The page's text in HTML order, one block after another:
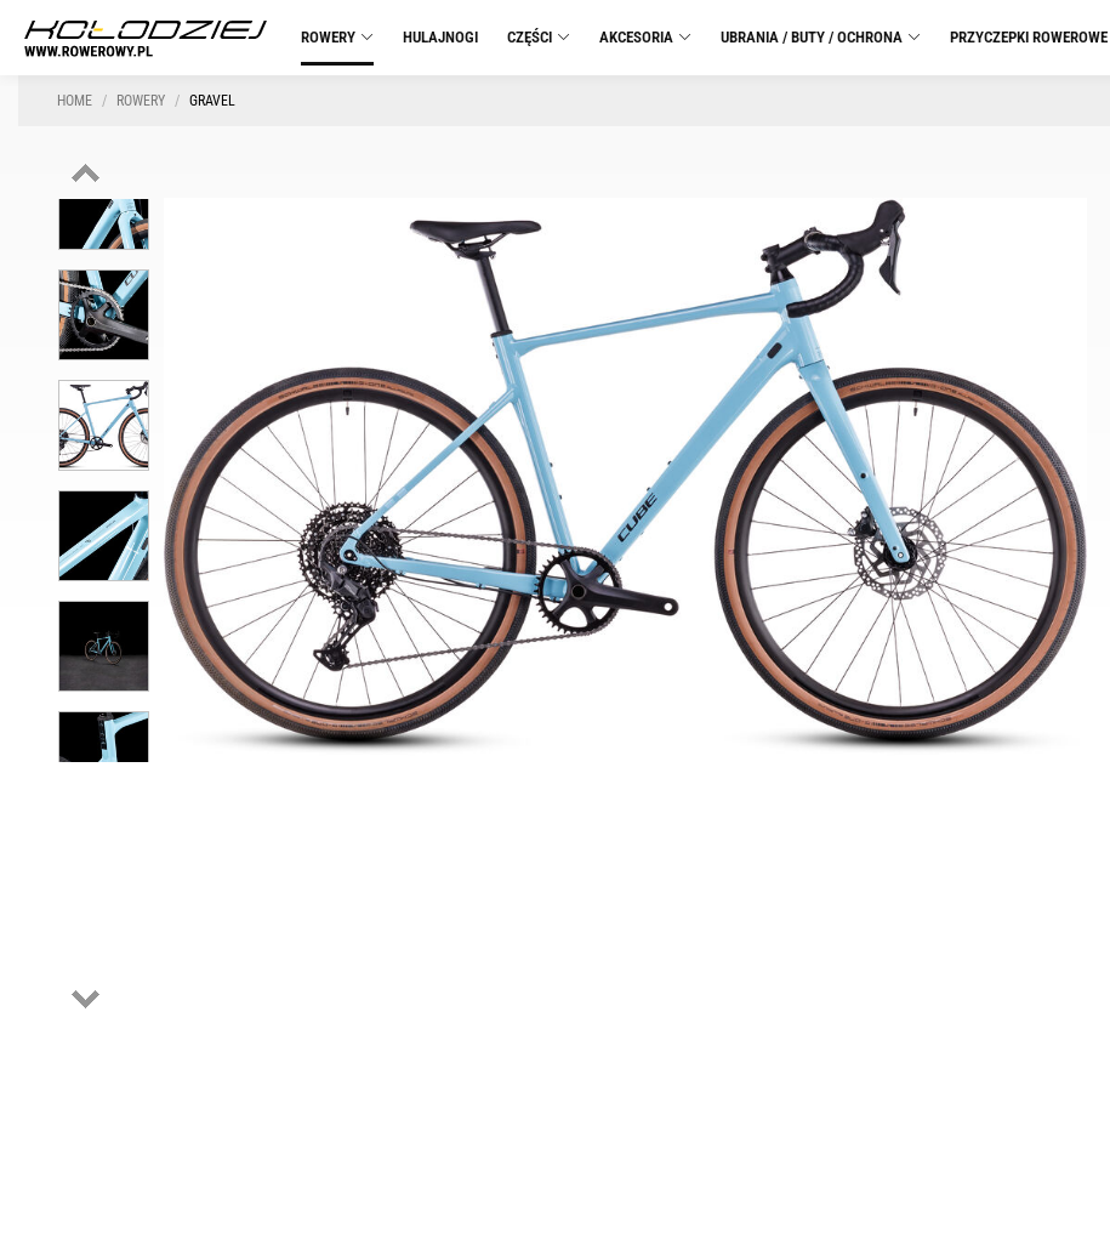
ROWERY HULAJNOGI CZĘŚCI AKCESORIA UBRANIA / BUTY / OCHRONA PRZYCZEPKI ROWEROWE
HOME ROWERY GRAVEL